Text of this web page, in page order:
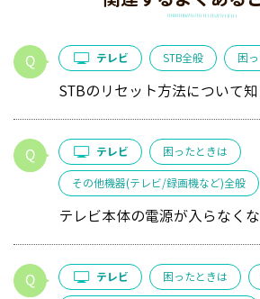
テレビ STB全般 困
STBのリセット方法について知
テレビ 困ったときは
その他機器(テレビ/録画機など)全般
テレビ本体の電源が入らなくな
テレビ 困ったときは